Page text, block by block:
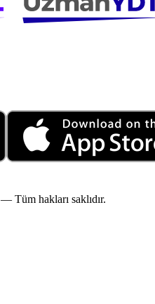
— Tüm hakları saklıdır.